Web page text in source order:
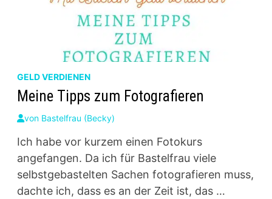
GELD VERDIENEN
Meine Tipps zum Fotografieren
von Bastelfrau (Becky)
Ich habe vor kurzem einen Fotokurs
angefangen. Da ich für Bastelfrau viele
selbstgebastelten Sachen fotografieren muss,
dachte ich, dass es an der Zeit ist, das …